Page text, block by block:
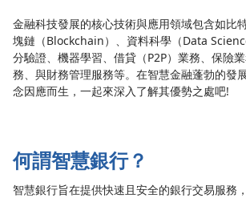
金融科技發展的核心技術與應用領域包含如比
塊鏈（Blockchain）、資料科學（Data
分驗證、機器學習、借貸（P2P）業務、保險
務、與財務管理服務等。在智慧金融蓬勃的發
念因應而生，一起來深入了解其優勢之處吧!
何謂智慧銀行？
智慧銀行旨在提供快速且安全的銀行交易服務